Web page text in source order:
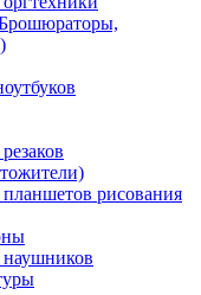
рисования
наушников